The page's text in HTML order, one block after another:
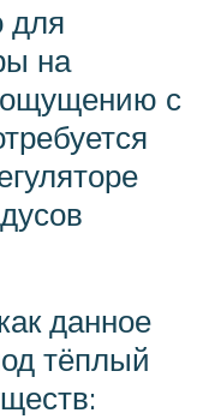
для
на
ощущению с
данное
тёплый